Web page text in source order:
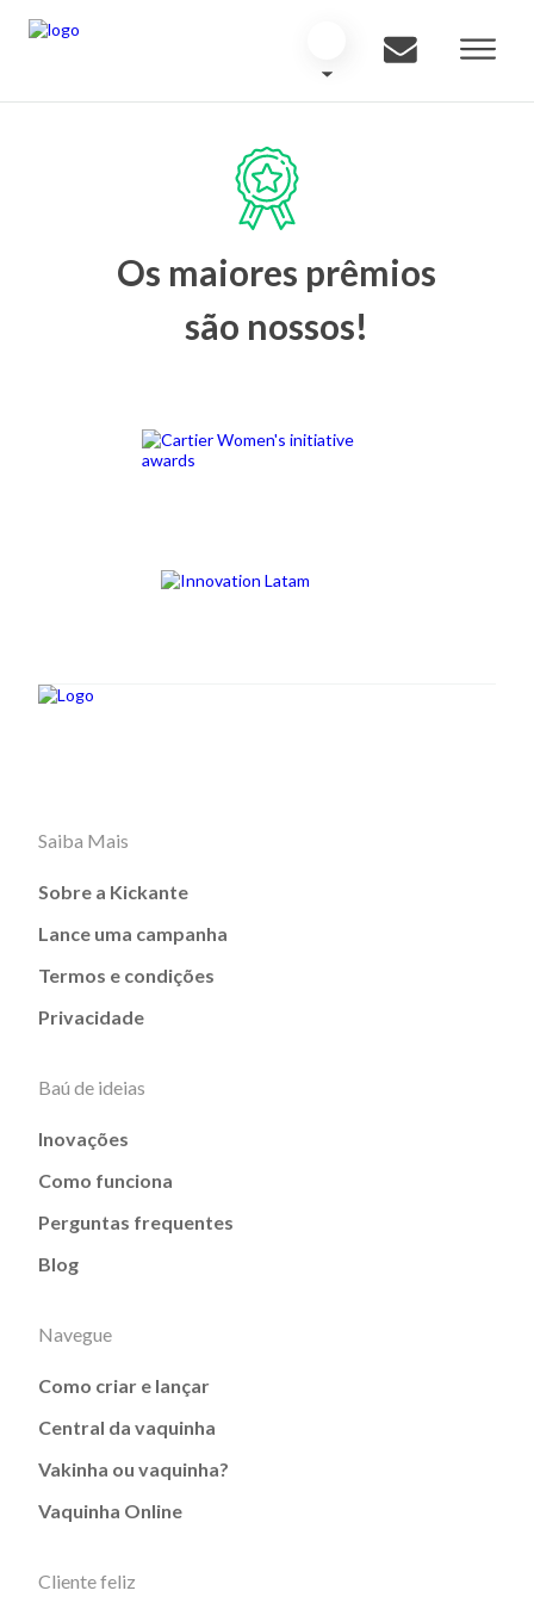
Os maiores prêmios
são nossos!
Saiba Mais
Sobre a Kickante
Lance uma campanha
Termos e condições
Privacidade
Baú de ideias
Inovações
Como funciona
Perguntas frequentes
Blog
Navegue
Como criar e lançar
Central da vaquinha
Vakinha ou vaquinha?
Vaquinha Online
Cliente feliz